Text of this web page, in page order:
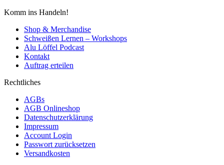
Komm ins Handeln!
Shop & Merchandise
Schweißen Lernen – Workshops
Alu Löffel Podcast
Kontakt
Auftrag erteilen
Rechtliches
AGBs
AGB Onlineshop
Datenschutzerklärung
Impressum
Account Login
Passwort zurücksetzen
Versandkosten